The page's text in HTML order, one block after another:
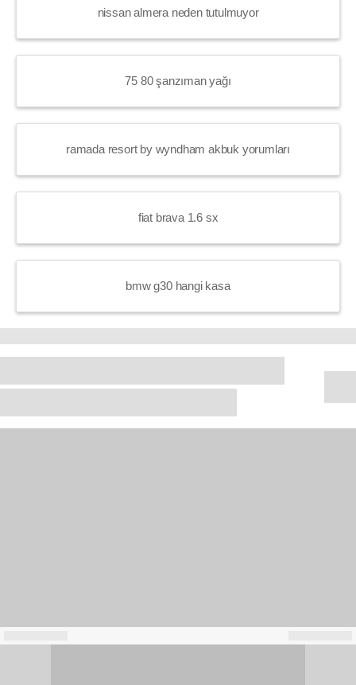
nissan almera neden tutulmuyor
75 80 şanzıman yağı
ramada resort by wyndham akbuk yorumları
fiat brava 1.6 sx
bmw g30 hangi kasa